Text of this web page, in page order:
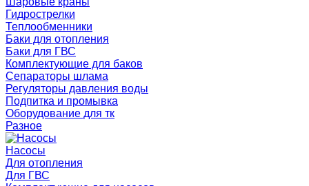
Гидрострелки
Теплообменники
Баки для отопления
Баки для ГВС
Комплектующие для баков
Сепараторы шлама
Регуляторы давления воды
Подпитка и промывка
Оборудование для тк
Разное
Насосы
Для отопления
Для ГВС